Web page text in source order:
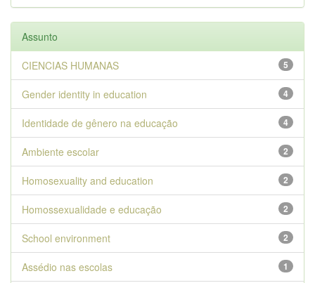
Assunto
5
CIENCIAS HUMANAS
4
Gender identity in education
4
Identidade de gênero na educação
2
Ambiente escolar
2
Homosexuality and education
2
Homossexualidade e educação
2
School environment
1
Assédio nas escolas